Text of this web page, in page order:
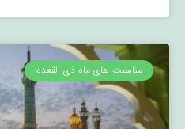
مناسبت های ماه ذی القعده